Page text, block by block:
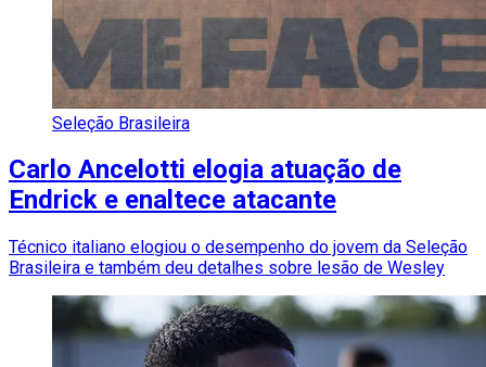
Seleção Brasileira
Carlo Ancelotti elogia atuação de
Endrick e enaltece atacante
Técnico italiano elogiou o desempenho do jovem da Seleção
Brasileira e também deu detalhes sobre lesão de Wesley